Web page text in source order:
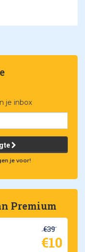
je inbox
je voor!
Premium
€39
€10